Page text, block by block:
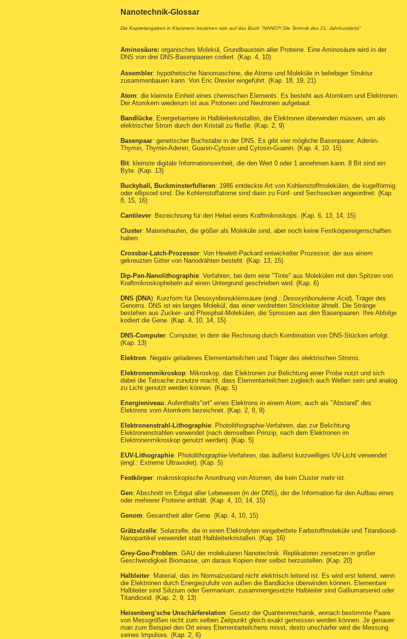
Nanotechnik-Glossar
Die Kapitelangaben in Klammern beziehen sich auf das Buch "NANO?! Die Technik des 21. Jahrhunderts"
Aminosäure: organisches Molekül, Grundbaustein aller Proteine. Eine Aminosäure wird in der
DNS von drei DNS-Basenpaaren codiert. (Kap. 4, 10)
Assembler: hypothetische Nanomaschine, die Atome und Moleküle in beliebiger Struktur
zusammenbauen kann. Von Eric Drexler eingeführt. (Kap. 18, 19, 21)
Atom: die kleinste Einheit eines chemischen Elements. Es besteht aus Atomkern und Elektronen.
Der Atomkern wiederum ist aus Protonen und Neutronen aufgebaut.
Bandlücke: Energiebarriere in Halbleiterkristallen, die Elektronen überwinden müssen, um als
elektrischer Strom durch den Kristall zu fließe. (Kap. 2, 9)
Basenpaar: genetischer Buchstabe in der DNS. Es gibt vier mögliche Basenpaare: Adenin-
Thymin, Thymin-Adenin, Guanin-Cytosin und Cytosin-Guanin. (Kap. 4, 10, 15)
Bit: kleinste digitale Informationseinheit, die den Wert 0 oder 1 annehmen kann. 8 Bit sind ein
Byte. (Kap. 13)
Buckyball, Buckminsterfulleren: 1986 entdeckte Art von Kohlenstoffmolekülen, die kugelförmig
oder ellipsoid sind. Die Kohlenstoffatome sind darin zu Fünf- und Sechsecken angeordnet. (Kap.
8, 15, 16)
Cantilever: Bezeichnung für den Hebel eines Kraftmikroskops. (Kap. 6, 13, 14, 15)
Cluster: Materiehaufen, die größer als Moleküle sind, aber noch keine Festkörpereigenschaften
haben.
Crossbar-Latch-Prozessor: Von Hewlett-Packard entwickelter Prozessor, der aus einem
gekreuzten Gitter von Nanodrähten besteht. (Kap. 13, 15)
Dip-Pen-Nanolithographie: Verfahren, bei dem eine "Tinte" aus Molekülen mit den Spitzen von
Kraftmikroskophebeln auf einen Untergrund geschrieben wird. (Kap. 6)
DNS (DNA): Kurzform für Desoxyribonukleinsäure (engl.: Desoxyribonuleine Acid), Träger des
Genoms. DNS ist ein langes Molekül, das einer verdrehten Strickleiter ähnelt. Die Stränge
bestehen aus Zucker- und Phosphat-Molekülen, die Sprossen aus den Basenpaaren. Ihre Abfolge
kodiert die Gene. (Kap. 4, 10, 14, 15)
DNS-Computer: Computer, in dem die Rechnung durch Kombination von DNS-Stücken erfolgt.
(Kap. 13)
Elektron: Negativ geladenes Elementarteilchen und Träger des elektrischen Stroms.
Elektronenmikroskop: Mikroskop, das Elektronen zur Belichtung einer Probe nutzt und sich
dabei die Tatsache zunutze macht, dass Elementarteilchen zugleich auch Wellen sein und analog
zu Licht genutzt werden können. (Kap. 5)
Energieniveau: Aufenthalts"ort" eines Elektrons in einem Atom, auch als "Abstand" des
Elektrons vom Atomkern bezeichnet. (Kap. 2, 8, 9)
Elektronenstrahl-Lithographie: Photolithographie-Verfahren, das zur Belichtung
Elektronenstrahlen verwendet (nach demselben Prinzip, nach dem Elektronen im
Elektronenmikroskop genutzt werden). (Kap. 5)
EUV-Lithographie: Photolithographie-Verfahren, das äußerst kurzwelliges UV-Licht verwendet
(engl.: Extreme Ultraviolet). (Kap. 5)
Festkörper: makroskopische Anordnung von Atomen, die kein Cluster mehr ist.
Gen: Abschnitt im Erbgut aller Lebewesen (in der DNS), der die Information für den Aufbau eines
oder mehrerer Proteine enthält. (Kap. 4, 10, 14, 15)
Genom: Gesamtheit aller Gene. (Kap. 4, 10, 15)
Grätzelzelle: Solarzelle, die in einen Elektrolyten eingebettete Farbstoffmoleküle und Titandioxid-
Nanopartikel verwendet statt Halbleiterkristallen. (Kap. 16)
Grey-Goo-Problem: GAU der molekularen Nanotechnik. Replikatoren zersetzen in großer
Geschwindigkeit Biomasse, um daraus Kopien ihrer selbst herzustellen. (Kap. 20)
Halbleiter: Material, das im Normalzustand nicht elektrisch leitend ist. Es wird erst leitend, wenn
die Elektronen durch Energiezufuhr von außen die Bandlücke überwinden können. Elementare
Halbleiter sind Silizium oder Germanium, zusammengesetzte Halbleiter sind Galliumarsenid oder
Titandioxid. (Kap. 2, 9, 13)
Heisenberg'sche Unschärferelation: Gesetz der Quantenmechanik, wonach bestimmte Paare
von Messgrößen nicht zum selben Zeitpunkt gleich exakt gemessen werden können. Je genauer
man zum Beispiel den Ort eines Elementarteilchens misst, desto unschärfer wird die Messung
seines Impulses. (Kap. 2, 6)